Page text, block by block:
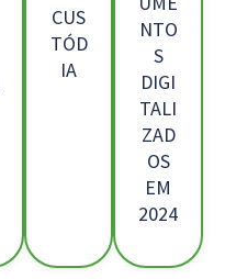
CUS
TÓD
IA
NTO
S
DIGI
TALI
ZAD
OS
EM
2024